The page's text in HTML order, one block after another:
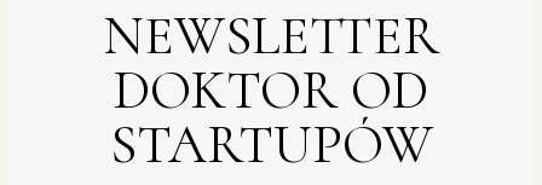
NEWSLETTER
DOKTOR OD
STARTUPÓW